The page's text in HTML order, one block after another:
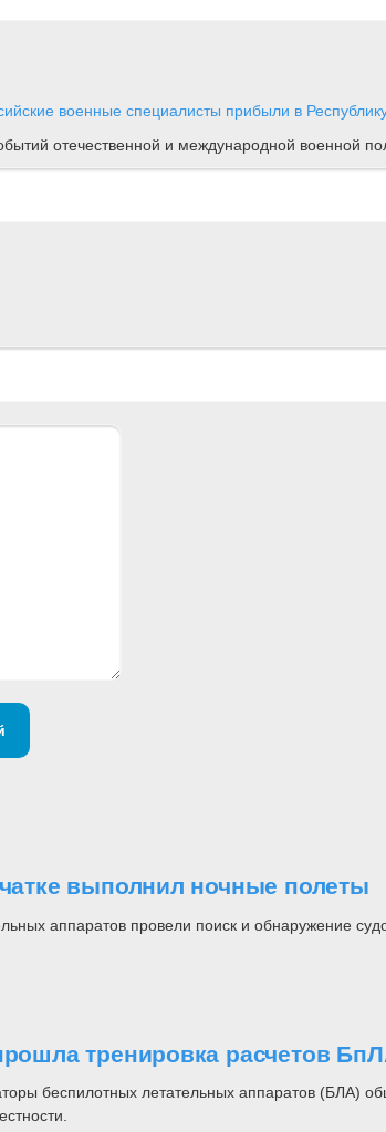
военные специалисты прибыли в
отечественной и международной
выполнил ночные полеты
аппаратов провели поиск и обнаружение
тренировка расчетов
беспилотных летательных аппаратов (БЛА)